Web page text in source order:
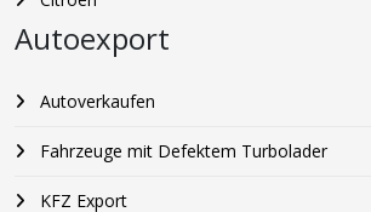
Autoexport
Autoverkaufen
Fahrzeuge mit Defektem Turbolader
KFZ Export